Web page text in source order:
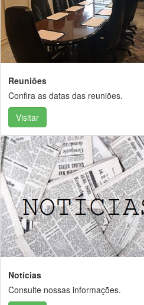
Reuniões
Confira as datas das reuniões.
Visitar
Notícias
Consulte nossas informações.